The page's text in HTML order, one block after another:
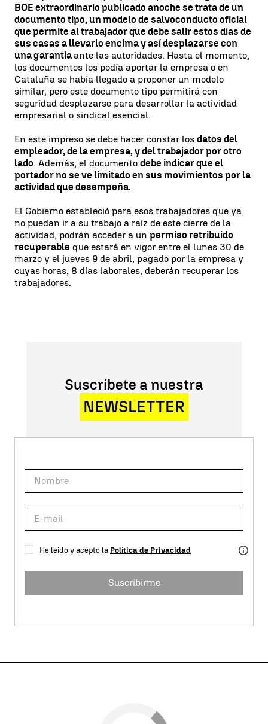
BOE extraordinario publicado anoche se trata de un
documento tipo, un modelo de salvoconducto oficial
que permite al trabajador que debe salir estos días de
sus casas a llevarlo encima y así desplazarse con
una garantía ante las autoridades. Hasta el momento,
los documentos los podía aportar la empresa o en
Cataluña se había llegado a proponer un modelo
similar, pero este documento tipo permitirá con
seguridad desplazarse para desarrollar la actividad
empresarial o sindical esencial.
En este impreso se debe hacer constar los datos del
empleador, de la empresa, y del trabajador por otro
lado. Además, el documento debe indicar que el
portador no se ve limitado en sus movimientos por la
actividad que desempeña.
El Gobierno estableció para esos trabajadores que ya
no puedan ir a su trabajo a raíz de este cierre de la
actividad, podrán acceder a un permiso retribuido
recuperable que estará en vigor entre el lunes 30 de
marzo y el jueves 9 de abril, pagado por la empresa y
cuyas horas, 8 días laborales, deberán recuperar los
trabajadores.
Suscríbete a nuestra
NEWSLETTER
He leído y acepto la Política de Privacidad
Suscribirme